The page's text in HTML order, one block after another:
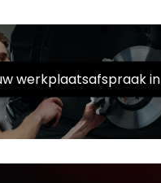
werkplaatsafspraak in